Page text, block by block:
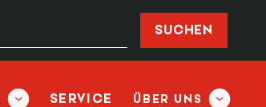
SERVICE ÜBER UNS